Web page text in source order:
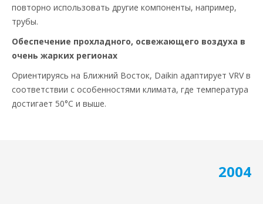
повторно использовать другие компоненты, например,
трубы.
Обеспечение прохладного, освежающего воздуха в
очень жарких регионах
Ориентируясь на Ближний Восток, Daikin адаптирует VRV в
соответствии с особенностями климата, где температура
достигает 50°C и выше.
2004